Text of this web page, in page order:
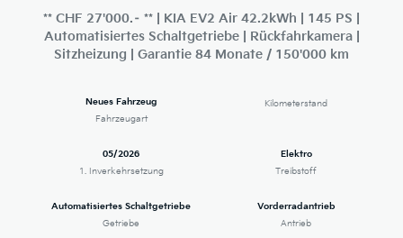
** CHF 27'000.– ** | KIA EV2 Air 42.2kWh | 145 PS |
Automatisiertes Schaltgetriebe | Rückfahrkamera |
Sitzheizung | Garantie 84 Monate / 150'000 km
Neues Fahrzeug
Fahrzeugart
Kilometerstand
05/2026
1. Inverkehrsetzung
Elektro
Treibstoff
Automatisiertes Schaltgetriebe
Getriebe
Vorderradantrieb
Antrieb